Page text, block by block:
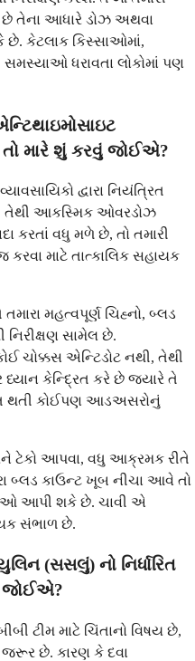
છે તેના આધારે ડોઝ અથવા
કેટલાક કિસ્સાઓમાં,
સમસ્યાઓ ધરાવતા લોકોમાં પણ
મારે શું કરવું જોઈએ?
દ્વારા નિયંત્રિત
તેથી આકસ્મિક ઓવરડોઝ
કરતાં વધુ મળે છે, તો તમારી
માટે તાત્કાલિક સહાયક
મહત્વપૂર્ણ ચિહ્નો, બ્લડ
સામેલ છે.
ચોક્કસ એન્ટિડોટ નથી, તેથી
ધ્યાન કેન્દ્રિત કરે છે જ્યારે તે
થતી કોઈપણ આડઅસરોનું
ટેકો આપવા, વધુ આક્રમક રીતે
બ્લડ કાઉન્ટ ખૂબ નીચા આવે તો
આપી શકે છે. ચાવી એ
સંભાળ છે.
(સસલું) નો નિર્ધારિત
જોઈએ?
ટીમ માટે ચિંતાનો વિષય છે,
જરૂર છે. કારણ કે દવા